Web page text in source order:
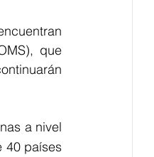
que
a nivel
40 países